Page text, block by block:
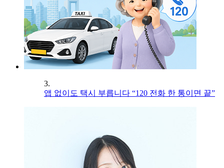
3.
앱 없이도 택시 부릅니다 “120 전화 한 통이면 끝”